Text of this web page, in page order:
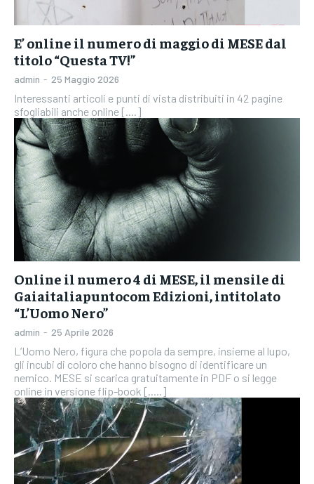
E’ online il numero di maggio di MESE dal
titolo “Questa TV!”
admin - 25 Maggio 2026
Interessanti articoli e punti di vista distribuiti in 42 pagine
sfogliabili anche online [....]
Online il numero 4 di MESE, il mensile di
Gaiaitaliapuntocom Edizioni, intitolato
“L’Uomo Nero”
admin - 25 Aprile 2026
L’Uomo Nero, figura che popola da sempre, insieme al lupo,
gli incubi di coloro che hanno bisogno di identificare un
nemico. MESE si scarica gratuitamente in PDF o si legge
online in versione flip-book [.....]